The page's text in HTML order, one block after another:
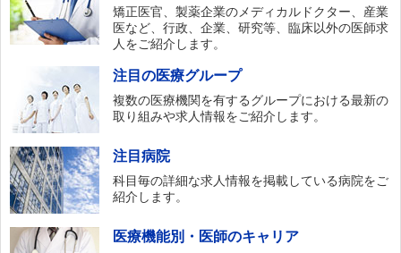
矯正医官、製薬企業のメディカルドクター、産業
医など、行政、企業、研究等、臨床以外の医師求
人をご紹介します。
注目の医療グループ
複数の医療機関を有するグループにおける最新の
取り組みや求人情報をご紹介します。
注目病院
科目毎の詳細な求人情報を掲載している病院をご
紹介します。
医療機能別・医師のキャリア